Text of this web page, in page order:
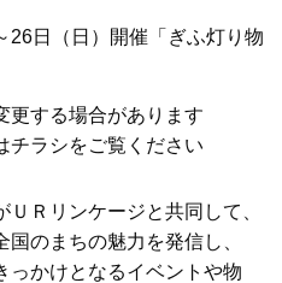
26日（日）開催「ぎふ灯り物
する場合があります
ラシをご覧ください
Ｒリンケージと共同して、
のまちの魅力を発信し、
っかけとなるイベントや物